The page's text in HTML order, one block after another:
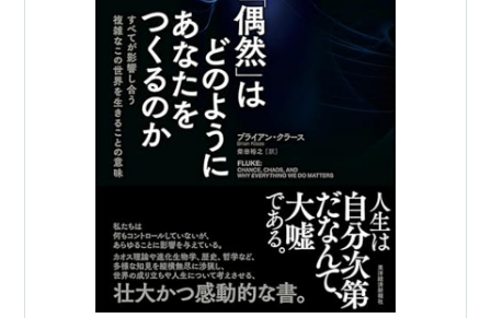
治療の主力は外科療法で腫瘍を摘出することである。最
も有効な治療法ではあるが、嚥下障害、構音障害、味覚
障害などをおこしやすいといったデメリットもある。舌
の失った部分を補う再建手術も行われている。
癌が初期のもので、転移もなく腫瘍も小さいときには放
射線療法で治ってしまうこともある。外科療法と併せて
利用されることもある。
化学療法は単独で用いられることはないが、外科療法や